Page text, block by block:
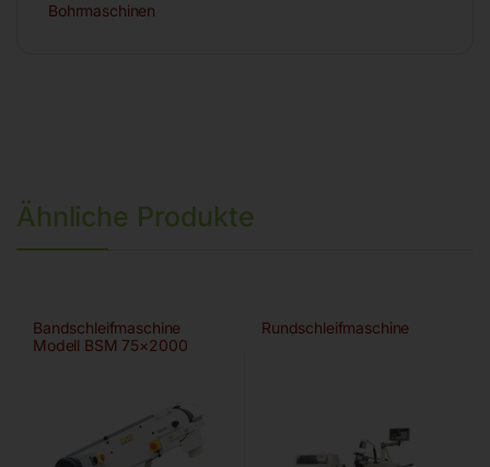
Bohrmaschinen
Ähnliche Produkte
Bandschleifmaschine
Modell BSM 75×2000
Rundschleifmaschine